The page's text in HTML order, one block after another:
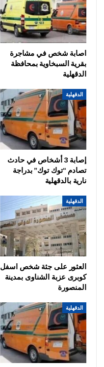
اصابة شخص في مشاجرة
بقرية السبخاوية بمحافظة
الدقهلية
الدقهلية
إصابة 3 أشخاص في حادث
تصادم “توك توك” بدراجة
نارية بالدقهلية
الدقهلية
العثور على جثة شخص اسفل
كوبرى عزبة الشناوى بمدينة
المنصورة
الدقهلية